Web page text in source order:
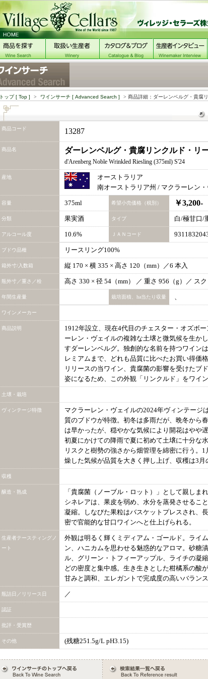
トップ[ Top ] > ワインサーチ [ Advanced Search ] > 商品詳細：ダーレンベルグ・貴腐
商品コード 13287
商品名 ダーレンベルグ・貴腐リンクルド・リ
d'Arenberg Noble Wrinkled Riesling (375ml) S'24
産地
オーストラリア
南オーストラリア州 / マクラーレン
容量 375ml 希望小売価格（税別） ￥3,200-
分類 果実酒 タイプ 白/極甘口/
アルコール度 10.6% ＪＡＮコード
ブドウ品種 リースリング100%
箱外寸/入数箱 縦 170 × 横 335 × 高さ 120（mm）／6 本入
瓶外寸／重さ／栓 高さ 330 × 径 54（mm） ／ 重さ 956（g）／ ス
年間生産量 栽培面積、ha当たり収量 、
ワインメーカー
商品説明
1912年設立、現在4代目のチェスター・オズボ
ーレン・ヴェイルの複雑な土壌と微気候を生か
すダーレンベルグ。独創的な名前を持つワイン
レミアムまで、どれも品質に比べたお買い得価
リリースの当ワイン、貴腐菌の影響を受けたブ
姿になるため、この外観「リンクルド」をワイ
土壌・栽培
ヴィンテージ特徴
マクラーレン・ヴェイルの2024年ヴィンテージ
質のブドウが特徴。初冬は多雨だが、晩冬から
は早かったが、穏やかな気候により開花はやや
初夏にかけての降雨で夏に初めて土壌に十分な
リスクと樹勢の強さから畑管理を綿密に行う。
燥した気候が品質を大きく押し上げ、収穫は3月
収穫
醸造・熟成
「貴腐菌（ノーブル・ロット）」として親しま
シネレアは、果皮を弱め、水分を蒸発させるこ
凝縮。しなびた果粒はバスケットプレスされ、
密で官能的な甘口ワインへと仕上げられる。
生産者テースティングノ
ート
外観は明るく輝くミディアム・ゴールド。ライ
ン、ハニカムを思わせる魅惑的なアロマ。砂糖
ル、グリーン・トフィーアップル、ライチの凝
どの密度と集中感。生き生きとした柑橘系の酸
甘みと調和、エレガントで完成度の高いバランス
瓶詰日／リリース日 ／
認証
批評・受賞歴
その他 (残糖251.5g/L pH3.15)